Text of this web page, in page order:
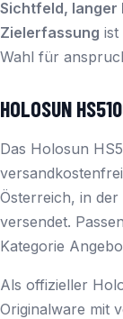
Sichtfeld,
Zielerfassung ist
Wahl für
HOLOSUN
Das Holosun
Österreich, in
versendet.
Kategorie
Als offizieller
Originalware mit